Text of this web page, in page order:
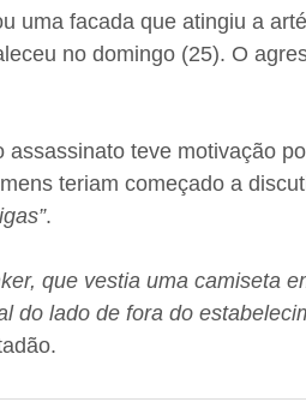
uma facada que atingiu a
no domingo (25). O
teve motivação
teriam começado a
.
que vestia uma camiseta
do lado de fora do